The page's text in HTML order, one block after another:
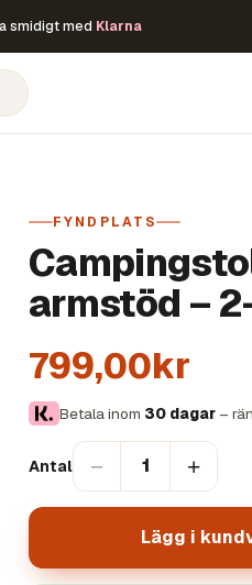
smidigt med Klarna
FYNDPLATS
armstöd –
799,00kr
Betala inom 30 dagar –
Antal − 1 +
Lägg i